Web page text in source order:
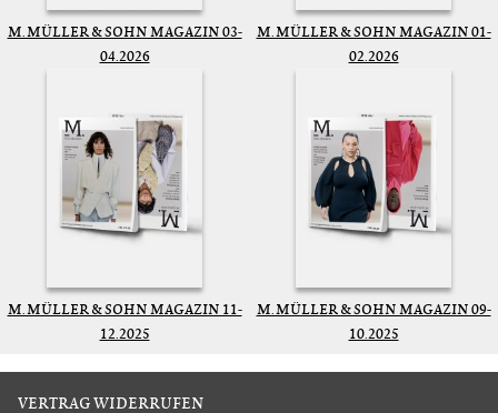
M. MÜLLER & SOHN MAGAZIN 03-
04.2026
M. MÜLLER & SOHN MAGAZIN 01-
02.2026
M. MÜLLER & SOHN MAGAZIN 11-
12.2025
M. MÜLLER & SOHN MAGAZIN 09-
10.2025
VERTRAG WIDERRUFEN